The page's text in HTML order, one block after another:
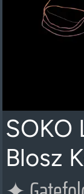
SOKO
Blosz